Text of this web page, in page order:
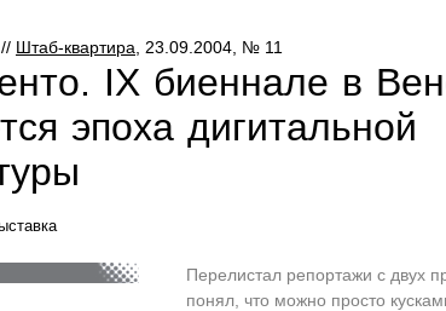
// Штаб-квартира , 23.09.2004, № 11
IX биеннале в
эпоха дигитальной
Перелистал репортажи с двух
понял, что можно просто